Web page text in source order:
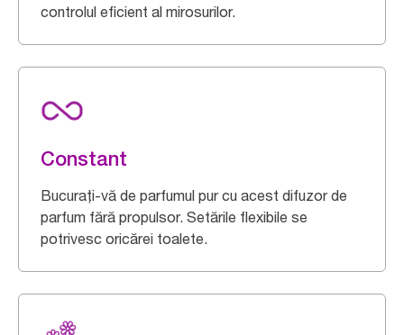
controlul eficient al mirosurilor.
Constant
Bucurați-vă de parfumul pur cu acest difuzor de
parfum fără propulsor. Setările flexibile se
potrivesc oricărei toalete.